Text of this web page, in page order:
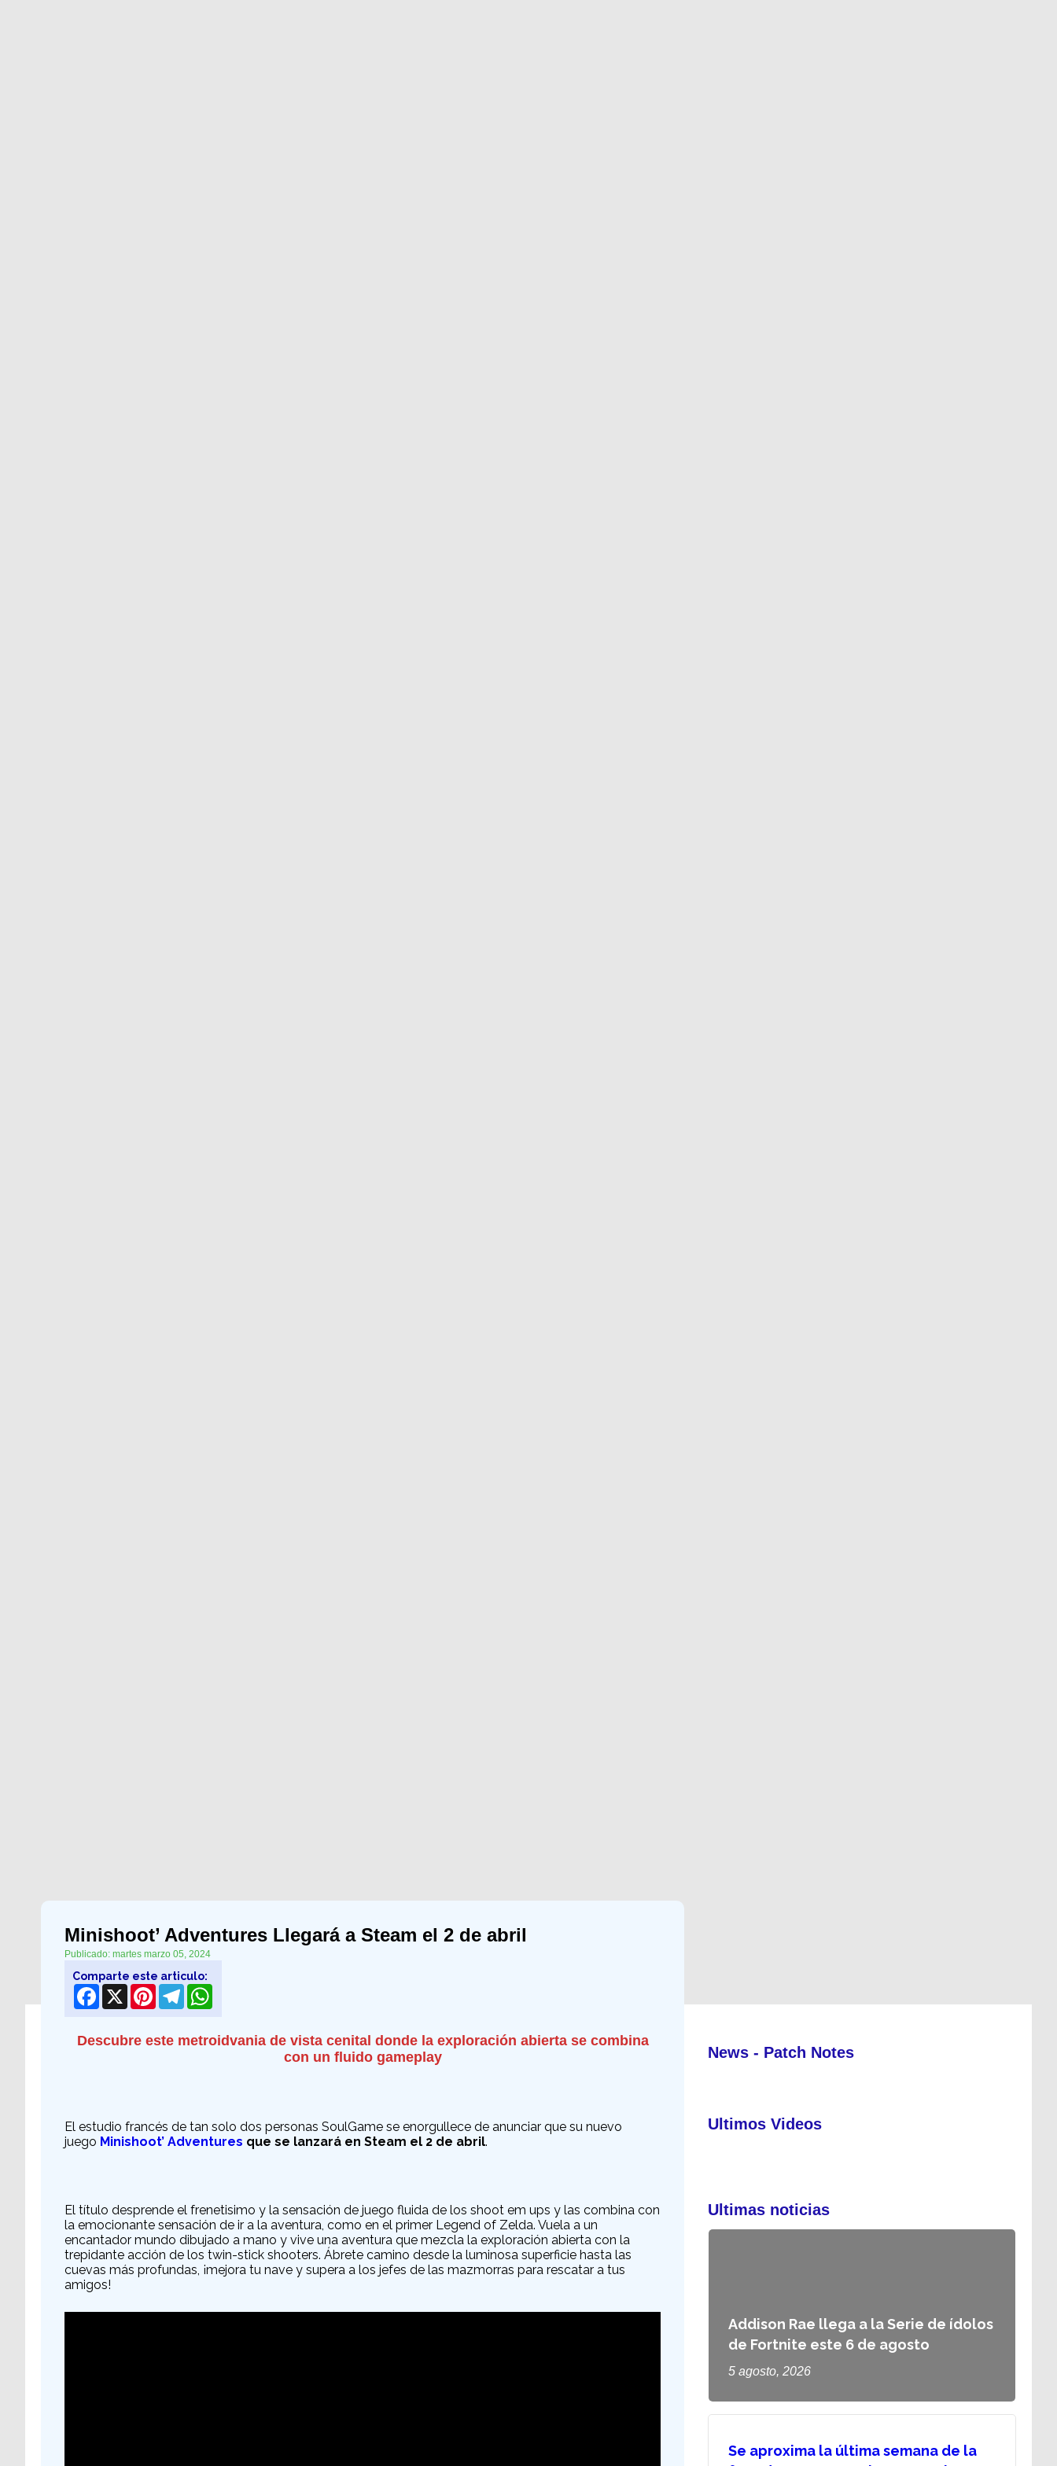
Minishoot’ Adventures Llegará a Steam el 2 de abril
Publicado: martes marzo 05, 2024
Comparte este articulo:
Facebook PinterestTelegram
Descubre este metroidvania de vista cenital donde la exploración abierta se combina
con un fluido gameplay
El estudio francés de tan solo dos personas SoulGame se enorgullece de anunciar que su nuevo
juego Minishoot’ Adventures que se lanzará en Steam el 2 de abril.
El título desprende el frenetisimo y la sensación de juego fluida de los shoot em ups y las combina con
la emocionante sensación de ir a la aventura, como en el primer Legend of Zelda. Vuela a un
encantador mundo dibujado a mano y vive una aventura que mezcla la exploración abierta con la
trepidante acción de los twin-stick shooters. Ábrete camino desde la luminosa superficie hasta las
cuevas más profundas, ¡mejora tu nave y supera a los jefes de las mazmorras para rescatar a tus
amigos!
News - Patch Notes
Ultimos Videos
Ultimas noticias
Addison Rae llega a la Serie de ídolos
de Fortnite este 6 de agosto
5 agosto, 2026
Se aproxima la última semana de la